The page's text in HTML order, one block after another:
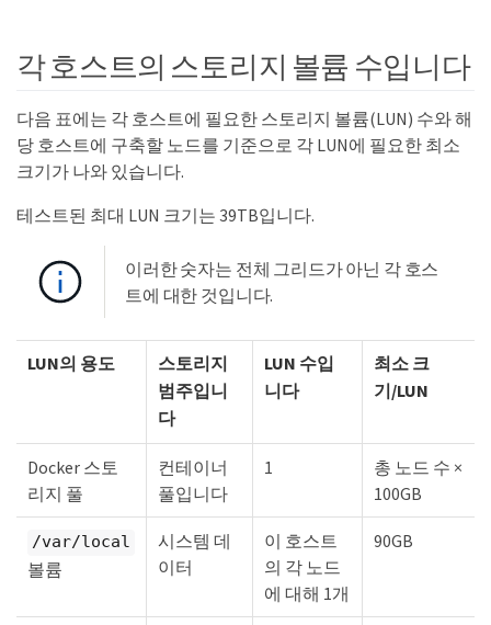
각 호스트의 스토리지 볼륨 수입니다
다음 표에는 각 호스트에 필요한 스토리지 볼륨(LUN) 수와 해
당 호스트에 구축할 노드를 기준으로 각 LUN에 필요한 최소
크기가 나와 있습니다.
테스트된 최대 LUN 크기는 39TB입니다.
이러한 숫자는 전체 그리드가 아닌 각 호스
트에 대한 것입니다.
LUN의 용도
스토리지
범주입니
다
LUN 수입
니다
최소 크
기/LUN
Docker 스토
리지 풀
컨테이너
풀입니다
1
총 노드 수 ×
100GB
/var/local
볼륨
시스템 데
이터
이 호스트
의 각 노드
에 대해 1개
90GB